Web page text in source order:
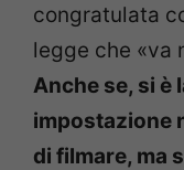
congratulata
legge che «va
Anche se, si è
impostazione
di filmare, ma